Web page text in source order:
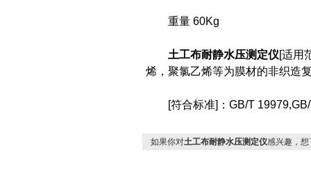
重量 60Kg
土工布耐静水压测定仪[适用
烯，聚氯乙烯等为膜材的非织造
[符合标准]：GB/T 19979,GB/
如果你对土工布耐静水压测定仪感兴趣，